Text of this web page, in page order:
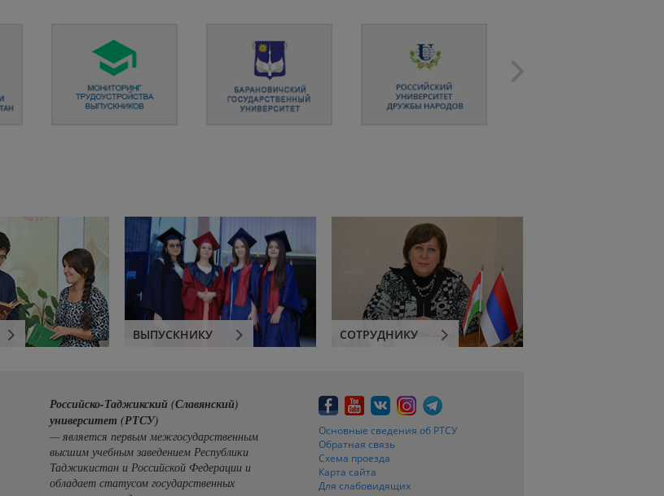
ВЫПУСКНИКУ СОТРУДНИКУ
Российско-Таджикский (Славянский)
университет (РТСУ)
— является первым межгосударственным
высшим учебным заведением Республики
Таджикистан и Российской Федерации и
обладает статусом государственных
Основные сведения об РТСУ
Обратная связь
Схема проезда
Карта сайта
Для слабовидящих